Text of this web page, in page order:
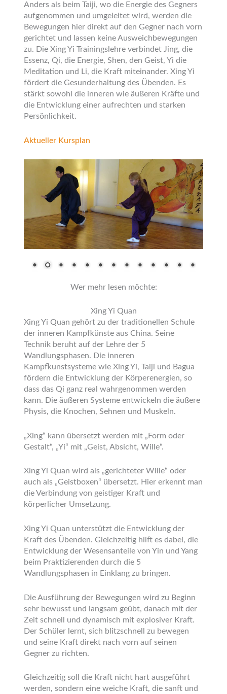
Anders als beim Taiji, wo die Energie des Gegners
aufgenommen und umgeleitet wird, werden die
Bewegungen hier direkt auf den Gegner nach vorn
gerichtet und lassen keine Ausweichbewegungen
zu. Die Xing Yi Trainingslehre verbindet Jing, die
Essenz, Qi, die Energie, Shen, den Geist, Yi die
Meditation und Li, die Kraft miteinander. Xing Yi
fördert die Gesunderhaltung des Übenden. Es
stärkt sowohl die inneren wie äußeren Kräfte und
die Entwicklung einer aufrechten und starken
Persönlichkeit.
Aktueller Kursplan
Wer mehr lesen möchte:
Xing Yi Quan
Xing Yi Quan gehört zu der traditionellen Schule
der inneren Kampfkünste aus China. Seine
Technik beruht auf der Lehre der 5
Wandlungsphasen. Die inneren
Kampfkunstsysteme wie Xing Yi, Taiji und Bagua
fördern die Entwicklung der Körperenergien, so
dass das Qi ganz real wahrgenommen werden
kann. Die äußeren Systeme entwickeln die äußere
Physis, die Knochen, Sehnen und Muskeln.
„Xing“ kann übersetzt werden mit „Form oder
Gestalt“, „Yi“ mit „Geist, Absicht, Wille“.
Xing Yi Quan wird als „gerichteter Wille“ oder
auch als „Geistboxen“ übersetzt. Hier erkennt man
die Verbindung von geistiger Kraft und
körperlicher Umsetzung.
Xing Yi Quan unterstützt die Entwicklung der
Kraft des Übenden. Gleichzeitig hilft es dabei, die
Entwicklung der Wesensanteile von Yin und Yang
beim Praktizierenden durch die 5
Wandlungsphasen in Einklang zu bringen.
Die Ausführung der Bewegungen wird zu Beginn
sehr bewusst und langsam geübt, danach mit der
Zeit schnell und dynamisch mit explosiver Kraft.
Der Schüler lernt, sich blitzschnell zu bewegen
und seine Kraft direkt nach vorn auf seinen
Gegner zu richten.
Gleichzeitig soll die Kraft nicht hart ausgeführt
werden, sondern eine weiche Kraft, die sanft und